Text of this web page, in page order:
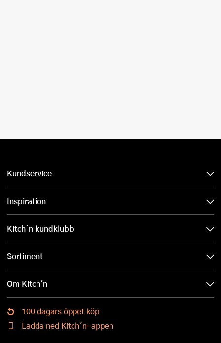
Kundservice
Inspiration
Kitch´n kundklubb
Sortiment
Om Kitch'n
100 dagars öppet köp
Ladda ned Kitch´n-appen